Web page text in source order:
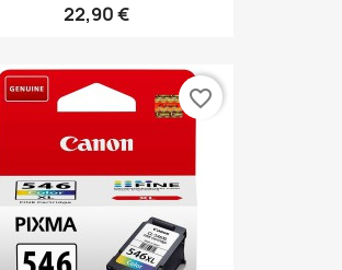
22,90 €
favorite_border